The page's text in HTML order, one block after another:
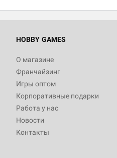
HOBBY GAMES
О магазине
Франчайзинг
Игры оптом
Корпоративные подарки
Работа у нас
Новости
Контакты